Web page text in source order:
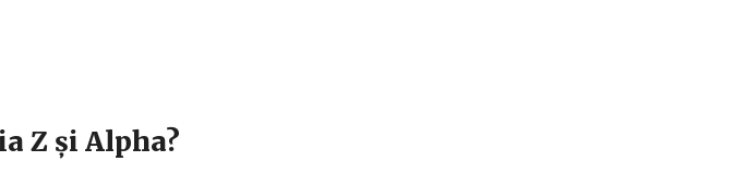
Z și Alpha?